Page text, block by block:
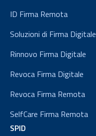
ID Firma Remota
Soluzioni di Firma Digitale
Rinnovo Firma Digitale
Revoca Firma Digitale
Revoca Firma Remota
SelfCare Firma Remota
SPID